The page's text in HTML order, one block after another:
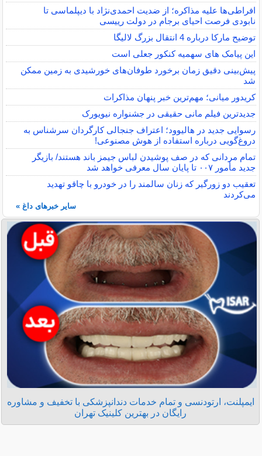
افراطی‌ها علیه مذاکره؛ از ضدیت احمدی‌نژاد با دیپلماسی تا
نابودی فرصت احیای برجام در دولت رییسی
توضیح مارکا درباره 4 انتقال بزرگ لالیگا
این پیامک های سهمیه کنکور جعلی است
پیش‌بینی دقیق زمان برخورد طوفان‌های خورشیدی به زمین ممکن
شد
کریدور میانی؛ مهم‌ترین خبر پنهان مذاکرات
جدیدترین فیلم مانی حقیقی در جشنواره نیویورک
رسوایی جدید در هالیوود؛ اعتراف جنجالی کارگردان سرشناس به
دروغ‌گویی درباره استفاده از هوش مصنوعی!
تمام مردانی که در صف پوشیدن لباس جیمز باند هستند/ بازیگر
جدید مأمور ۰۰۷ تا پایان سال معرفی خواهد شد
تعقیب دو زورگیر که زنان سالمند را در خودرو با چاقو تهدید
می‌کردند
سایر خبرهای داغ »
ایمپلنت، ارتودنسی و تمام خدمات دندانپزشکی با تخفیف و مشاوره
رایگان در بهترین کلینیک تهران